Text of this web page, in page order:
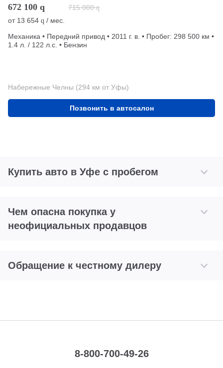
672 100 q 715 000 q
от 13 654 q / мес.
Механика • Передний привод • 2011 г. в. • Пробег: 298 500 км •
1.4 л. / 122 л.с. • Бензин
Набережные Челны (294 км от Уфы)
Позвонить в автосалон
Купить авто в Уфе с пробегом
Чем опасна покупка у
неофициальных продавцов
Обращение к честному дилеру
8-800-700-49-26